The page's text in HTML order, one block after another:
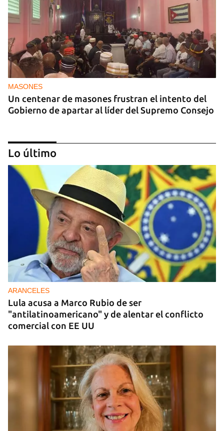
MASONES
Un centenar de masones frustran el intento del
Gobierno de apartar al líder del Supremo Consejo
REPRESIÓN
Los creadores de El4tico cumplen seis meses
presos sin fecha de juicio
Lo último
ARANCELES
Lula acusa a Marco Rubio de ser
"antilatinoamericano" y de alentar el conflicto
comercial con EE UU